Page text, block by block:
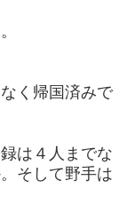
く帰国済みで
は４人までな
そして野手は